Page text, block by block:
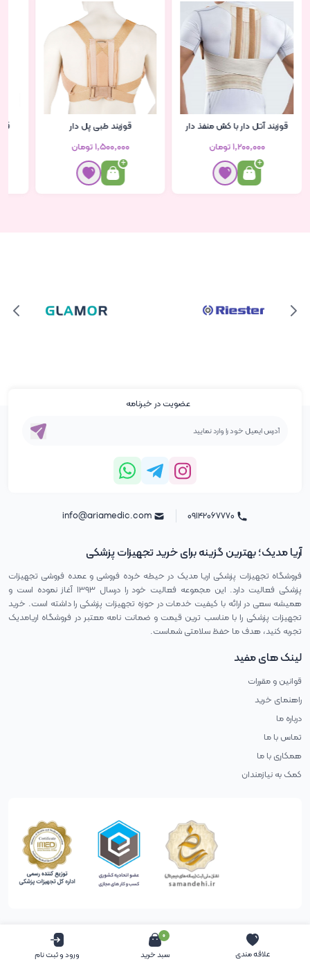
قوزبند آتل دار با کش منفذ دار
۱٬۲۰۰٬۰۰۰ تومان
قوزبند طبی پل دار
۱٬۵۰۰٬۰۰۰ تومان
علاقه مندی
0
سبد خرید ورود و ثبت نام
عضویت در خبرنامه
آریا مدیک؛ بهترین گزینه برای خرید تجهیزات پزشکی
فروشگاه تجهیزات پزشکی اریا مدیک در حیطه خرده فروشی و عمده فروشی تجهیزات
پزشکی فعالیت دارد. این مجموعه فعالیت خود را درسال ۱۳۹۳ آغاز نموده است و
همیشه سعی در ارائه با کیفیت خدمات در حوزه تجهیزات پزشکی را داشته است. خرید
تجهیزات پزشکی را با مناسب ترین قیمت و ضمانت نامه معتبر در فروشگاه اریامدیک
تجربه کنید، هدف ما حفظ سلامتی شماست.
لینک های مفید
قوانین و مقررات
راهنمای خرید
درباره ما
تماس با ما
همکاری با ما
کمک به نیازمندان
حقوق طراح محفوظ است (طراحی با آب پرتغال)